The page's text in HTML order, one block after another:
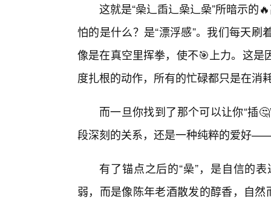
这就是“喿辶臿辶喿辶喿”所暗示的
怕的是什么？是“漂浮感”。我们每天
像是在真空里挥拳，使不🎯上力。这是
度扎根的动作，所有的忙碌都只是在消
而一旦你找到了那个可以让你“插
段深刻的关系，还是一种纯粹的爱好
有了锚点之后的“喿”，是自信的
弱，而是像陈年老酒散发的醇香，自